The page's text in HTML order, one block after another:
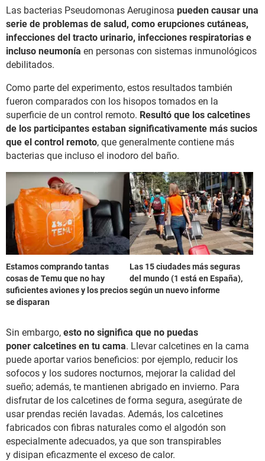
Las bacterias Pseudomonas Aeruginosa pueden causar una
serie de problemas de salud, como erupciones cutáneas,
infecciones del tracto urinario, infecciones respiratorias e
incluso neumonía en personas con sistemas inmunológicos
debilitados.
Como parte del experimento, estos resultados también
fueron comparados con los hisopos tomados en la
superficie de un control remoto. Resultó que los calcetines
de los participantes estaban significativamente más sucios
que el control remoto, que generalmente contiene más
bacterias que incluso el inodoro del baño.
Estamos comprando tantas
cosas de Temu que no hay
suficientes aviones y los precios
se disparan
Las 15 ciudades más seguras
del mundo (1 está en España),
según un nuevo informe
Sin embargo, esto no significa que no puedas
poner calcetines en tu cama. Llevar calcetines en la cama
puede aportar varios beneficios: por ejemplo, reducir los
sofocos y los sudores nocturnos, mejorar la calidad del
sueño; además, te mantienen abrigado en invierno. Para
disfrutar de los calcetines de forma segura, asegúrate de
usar prendas recién lavadas. Además, los calcetines
fabricados con fibras naturales como el algodón son
especialmente adecuados, ya que son transpirables
y disipan eficazmente el exceso de calor.